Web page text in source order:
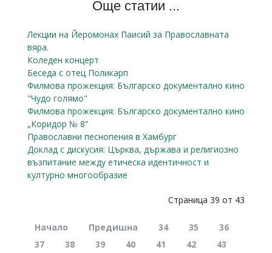
Още статии ...
Лекции на Йеромонах Паисий за Православната
вяра.
Коледен концерт
Беседа с отец Поликарп
Филмова прожекция: Българско документално кино
"Чудо голямо"
Филмова прожекция: Българско документално кино
„Коридор № 8“
Православни песнопения в Хамбург
Доклад с дискусия: Църква, държава и религиозно
възпитание между етическа идентичност и
културно многообразие
Страница 39 от 43
Начало Предишна 34 35
36
37
38 39 40 41 42
43